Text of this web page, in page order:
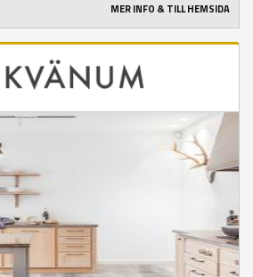
MER INFO & TILL HEMSIDA